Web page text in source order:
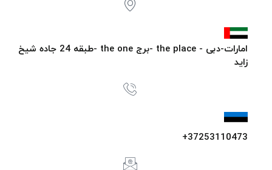
امارات-دبی - the place -برج the one -طبقه 24 جاده شیخ
زاید
37253110473+